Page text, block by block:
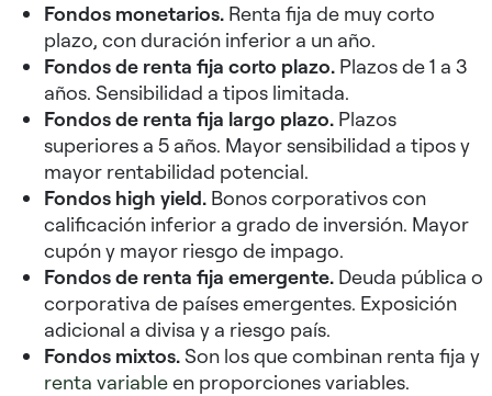
Fondos monetarios. Renta fija de muy corto
plazo, con duración inferior a un año.
Fondos de renta fija corto plazo. Plazos de 1 a 3
años. Sensibilidad a tipos limitada.
Fondos de renta fija largo plazo. Plazos
superiores a 5 años. Mayor sensibilidad a tipos y
mayor rentabilidad potencial.
Fondos high yield. Bonos corporativos con
calificación inferior a grado de inversión. Mayor
cupón y mayor riesgo de impago.
Fondos de renta fija emergente. Deuda pública o
corporativa de países emergentes. Exposición
adicional a divisa y a riesgo país.
Fondos mixtos. Son los que combinan renta fija y
renta variableen proporciones variables.